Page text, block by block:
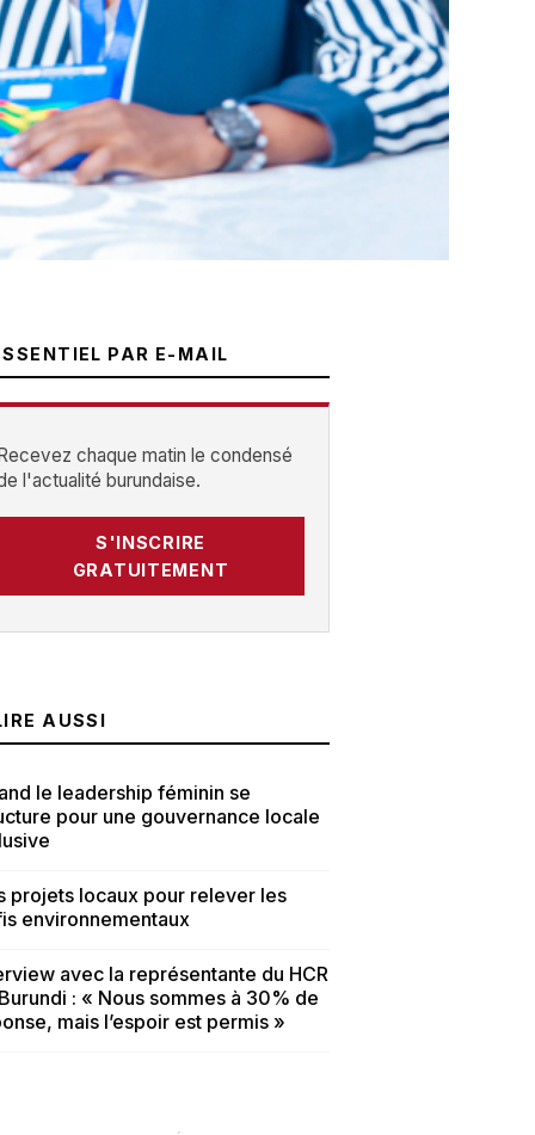
PAR E-MAIL
chaque matin le condensé
l'actualité burundaise.
S'INSCRIRE
GRATUITEMENT
AUSSI
le leadership féminin se
pour une gouvernance locale
projets locaux pour relever les
environnementaux
avec la représentante du HCR
: « Nous sommes à 30% de
mais l’espoir est permis »